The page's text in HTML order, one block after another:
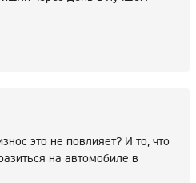
это не повлияет? И то, что
на автомобиле в